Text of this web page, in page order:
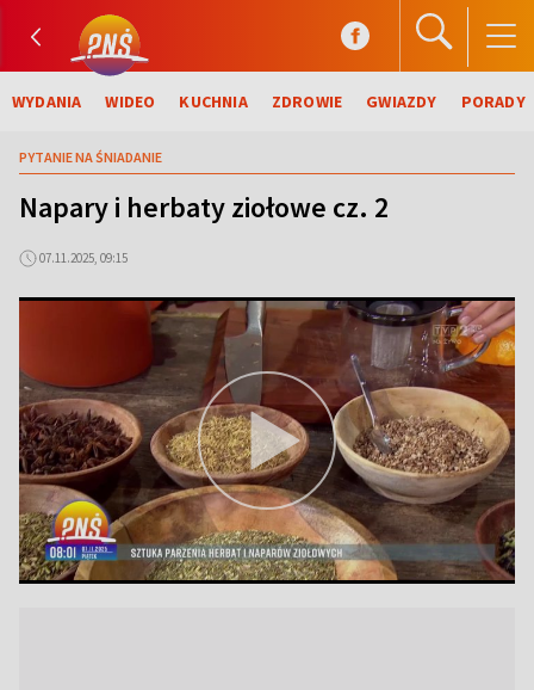
WYDANIA WIDEO KUCHNIA ZDROWIE GWIAZDY PORADY
PYTANIE NA ŚNIADANIE
Napary i herbaty ziołowe cz. 2
07.11.2025, 09:15